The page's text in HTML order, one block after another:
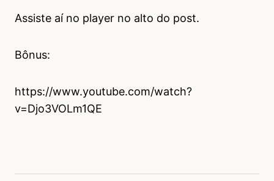
Assiste aí no player no alto do post.
Bônus:
https://www.youtube.com/watch?
v=Djo3VOLm1QE